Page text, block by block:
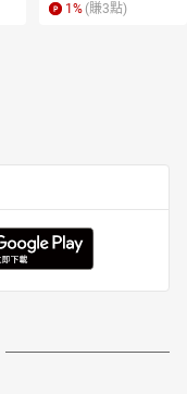
1 % (賺3點)